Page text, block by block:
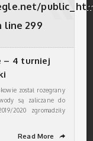
line 299
– 4 turniej
został rozegrany
są zaliczane do
2020 zgromadziły
Read More ➦